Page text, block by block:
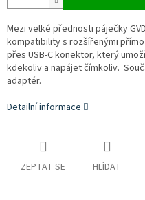
Mezi velké přednosti páječky
kompatibility s rozšířenými
přes USB-C konektor, který
kdekoliv a napájet čímkoliv.
adaptér.
Detailní informace
ZEPTAT SE HLÍDAT